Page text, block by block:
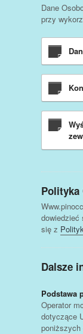
Dane
przy
Polityka
dowiedzieć
się z
Dalsze
Podstawa
Operator
dotyczące